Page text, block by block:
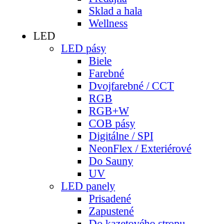
Sklad a hala
Wellness
LED
LED pásy
Biele
Farebné
Dvojfarebné / CCT
RGB
RGB+W
COB pásy
Digitálne / SPI
NeonFlex / Exteriérové
Do Sauny
UV
LED panely
Prisadené
Zapustené